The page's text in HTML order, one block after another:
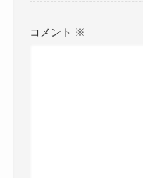
コメント ※